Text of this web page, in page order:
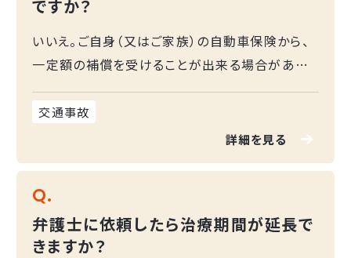
準に近い解決が可能となる場合がありま
す。
ですか？
いいえ。ご自身（又はご家族）の自動車保険から、
一定額の補償を受けることが出来る場合があり
ます。
交通事故
詳細を見る
Q.
弁護士に依頼したら治療期間が延長で
きますか？